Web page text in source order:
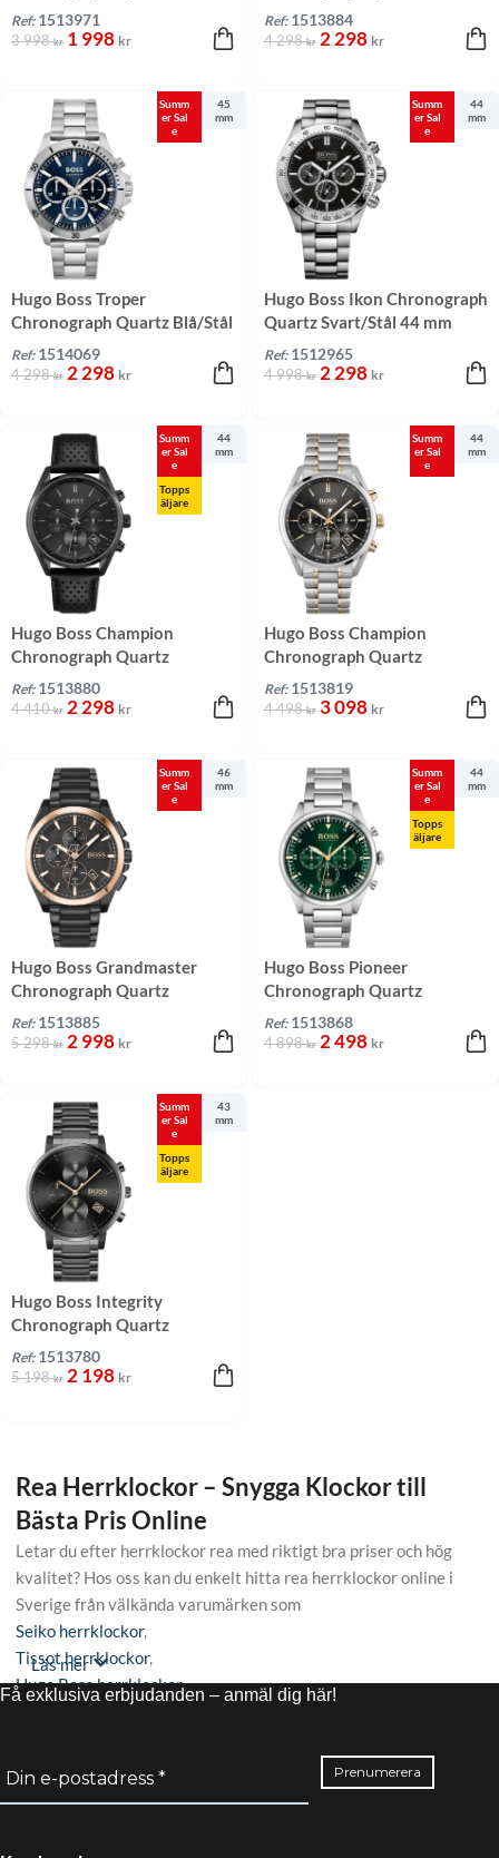
Svart/Stål 44 mm
Ref: 1513971
3 998kr 1 998 kr
46 mm
Ref: 1513884
4 298kr 2 298 kr
Summ
er Sal
e
45
mm
Hugo Boss Troper
Chronograph Quartz Blå/Stål
45 mm
Ref: 1514069
4 298kr 2 298 kr
Summ
er Sal
e
44
mm
Hugo Boss Ikon Chronograph
Quartz Svart/Stål 44 mm
Ref: 1512965
4 998kr 2 298 kr
Summ
er Sal
e
Topps
äljare
44
mm
Hugo Boss Champion
Chronograph Quartz
Svart/Läder 44 mm
Ref: 1513880
4 410kr 2 298 kr
Summ
er Sal
e
44
mm
Hugo Boss Champion
Chronograph Quartz
Svart/Roséguld 44 mm
Ref: 1513819
4 498kr 3 098 kr
Summ
er Sal
e
46
mm
Hugo Boss Grandmaster
Chronograph Quartz
Svart/Stål 46 mm
Ref: 1513885
5 298kr 2 998 kr
Summ
er Sal
e
Topps
äljare
44
mm
Hugo Boss Pioneer
Chronograph Quartz
Grön/Stål 44 mm
Ref: 1513868
4 898kr 2 498 kr
Summ
er Sal
e
Topps
äljare
43
mm
Hugo Boss Integrity
Chronograph Quartz
Svart/Stål 43 mm
Ref: 1513780
5 198kr 2 198 kr
Rea Herrklockor – Snygga Klockor till
Bästa Pris Online
Letar du efter herrklockor rea med riktigt bra priser och hög
kvalitet? Hos oss kan du enkelt hitta rea herrklockor online i
Sverige från välkända varumärken som
Seiko herrklockor,
Tissot herrklockor,
Hugo Boss herrklockor,
Guess herrklockor
Oavsett om du letar efter en billig herrklocka för vardagen eller
Läs mer
Få exklusiva erbjudanden – anmäl dig här!